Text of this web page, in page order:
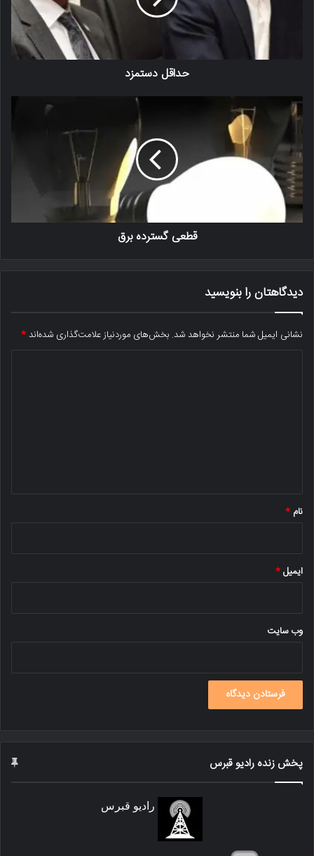
حداقل دستمزد
قطعی گسترده برق
دیدگاهتان را بنویسید
نشانی ایمیل شما منتشر نخواهد شد. بخش‌های موردنیاز علامت‌گذاری شده‌اند*
نام *
ایمیل*
وب‌ سایت
پخش زنده رادیو قبرس
رادیو قبرس